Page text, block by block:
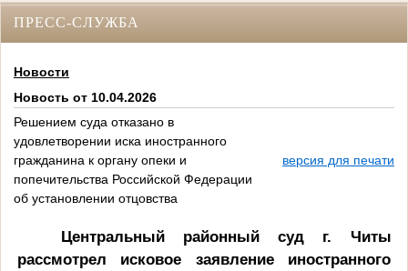
ПРЕСС-СЛУЖБА
Новости
Новость от 10.04.2026
Решением суда отказано в
удовлетворении иска иностранного
гражданина к органу опеки и
попечительства Российской Федерации
об установлении отцовства
версия для печати
Центральный районный суд г. Читы
рассмотрел исковое заявление иностранного